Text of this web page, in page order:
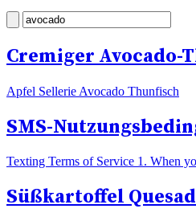
Cremiger Avocado-
Apfel Sellerie Avocado Thunfisch
SMS-
Texting Terms of Service 1. When
Süßkartoffel